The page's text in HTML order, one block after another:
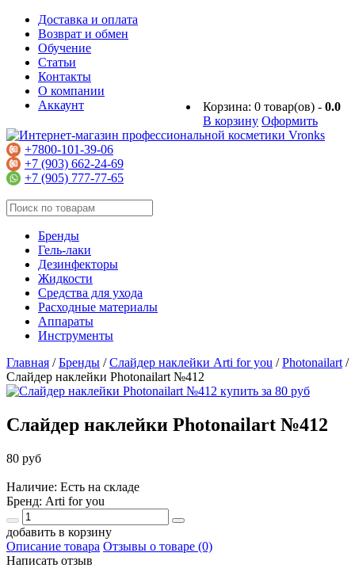
Доставка и оплата
Возврат и обмен
Обучение
Статьи
Контакты
О компании
Корзина: 0 товар(ов) - 0.0
В корзину Оформить
Аккаунт
+7800-101-39-06
+7 (903) 662-24-69
+7 (905) 777-77-65
Бренды
Гель-лаки
Дезинфекторы
Жидкости
Средства для ухода
Расходные материалы
Аппараты
Инструменты
Главная /Бренды /Слайдер наклейки Arti for you /Photonailart /
Слайдер наклейки Photonailart №412
Слайдер наклейки Photonailart №412
80 руб
Наличие: Есть на складе
Бренд: Arti for you
добавить в корзину
Описание товара Отзывы о товаре (0)
Написать отзыв